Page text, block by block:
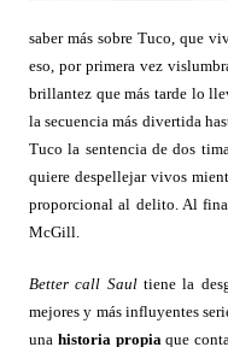
saber más sobre Tuco, que
eso, por primera vez
brillantez que más tarde lo
la secuencia más divertida
Tuco la sentencia de dos
quiere despellejar vivos
proporcional al delito. Al
McGill.
Better call Saultiene la
mejores y más influyentes
una historia propiaque